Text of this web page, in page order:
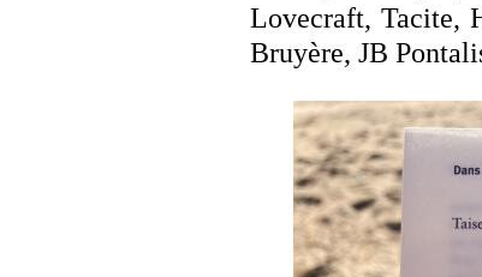
Lovecraft, Tacite,
Bruyère, JB